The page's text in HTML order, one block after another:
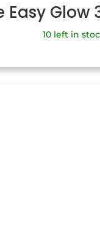
Glow
10 left in